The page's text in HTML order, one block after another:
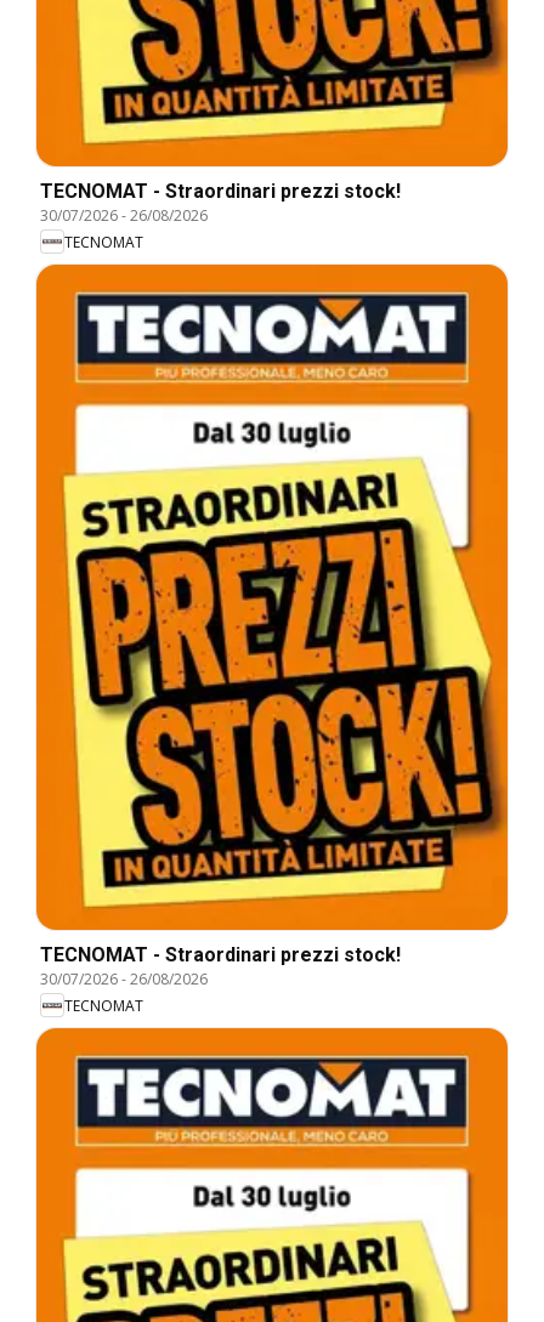
TECNOMAT - Straordinari prezzi stock!
30/07/2026-26/08/2026
TECNOMAT
TECNOMAT - Straordinari prezzi stock!
30/07/2026-26/08/2026
TECNOMAT